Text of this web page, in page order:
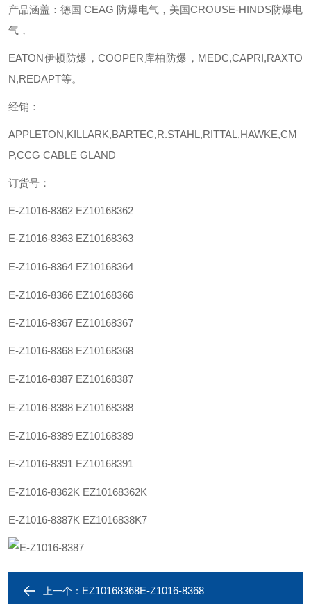
产品涵盖：德国 CEAG 防爆电气，美国CROUSE-HINDS防爆电
气，
EATON伊顿防爆，COOPER库柏防爆，MEDC,CAPRI,RAXTO
N,REDAPT等。
经销：
APPLETON,KILLARK,BARTEC,R.STAHL,RITTAL,HAWKE,CM
P,CCG CABLE GLAND
订货号：
E-Z1016-8362 EZ10168362
E-Z1016-8363 EZ10168363
E-Z1016-8364 EZ10168364
E-Z1016-8366 EZ10168366
E-Z1016-8367 EZ10168367
E-Z1016-8368 EZ10168368
E-Z1016-8387 EZ10168387
E-Z1016-8388 EZ10168388
E-Z1016-8389 EZ10168389
E-Z1016-8391 EZ10168391
E-Z1016-8362K EZ10168362K
E-Z1016-8387K EZ1016838K7
上一个： EZ10168368E-Z1016-8368